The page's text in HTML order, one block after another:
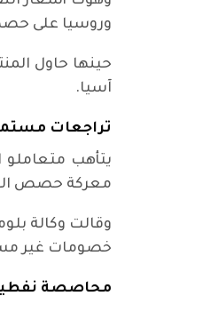
وروسيا على
حينها حاول
آسيا.
تراجعات
يتأهب متعاملو
معركة حصص
وقالت وكالة
خصومات غير
محاصصة